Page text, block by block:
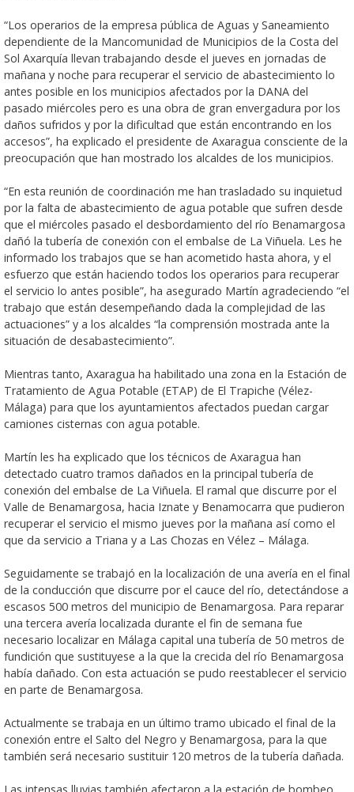
“Los operarios de la empresa pública de Aguas y Saneamiento
dependiente de la Mancomunidad de Municipios de la Costa del
Sol Axarquía llevan trabajando desde el jueves en jornadas de
mañana y noche para recuperar el servicio de abastecimiento lo
antes posible en los municipios afectados por la DANA del
pasado miércoles pero es una obra de gran envergadura por los
daños sufridos y por la dificultad que están encontrando en los
accesos”, ha explicado el presidente de Axaragua consciente de la
preocupación que han mostrado los alcaldes de los municipios.
“En esta reunión de coordinación me han trasladado su inquietud
por la falta de abastecimiento de agua potable que sufren desde
que el miércoles pasado el desbordamiento del río Benamargosa
dañó la tubería de conexión con el embalse de La Viñuela. Les he
informado los trabajos que se han acometido hasta ahora, y el
esfuerzo que están haciendo todos los operarios para recuperar
el servicio lo antes posible”, ha asegurado Martín agradeciendo “el
trabajo que están desempeñando dada la complejidad de las
actuaciones” y a los alcaldes “la comprensión mostrada ante la
situación de desabastecimiento”.
Mientras tanto, Axaragua ha habilitado una zona en la Estación de
Tratamiento de Agua Potable (ETAP) de El Trapiche (Vélez-
Málaga) para que los ayuntamientos afectados puedan cargar
camiones cisternas con agua potable.
Martín les ha explicado que los técnicos de Axaragua han
detectado cuatro tramos dañados en la principal tubería de
conexión del embalse de La Viñuela. El ramal que discurre por el
Valle de Benamargosa, hacia Iznate y Benamocarra que pudieron
recuperar el servicio el mismo jueves por la mañana así como el
que da servicio a Triana y a Las Chozas en Vélez – Málaga.
Seguidamente se trabajó en la localización de una avería en el final
de la conducción que discurre por el cauce del río, detectándose a
escasos 500 metros del municipio de Benamargosa. Para reparar
una tercera avería localizada durante el fin de semana fue
necesario localizar en Málaga capital una tubería de 50 metros de
fundición que sustituyese a la que la crecida del río Benamargosa
había dañado. Con esta actuación se pudo reestablecer el servicio
en parte de Benamargosa.
Actualmente se trabaja en un último tramo ubicado el final de la
conexión entre el Salto del Negro y Benamargosa, para la que
también será necesario sustituir 120 metros de la tubería dañada.